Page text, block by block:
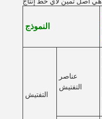
النموذج
التفتيش
عناصر
التفتيش